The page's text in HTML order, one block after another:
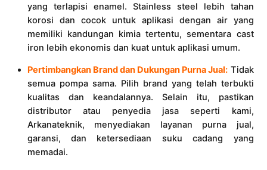
yang terlapisi enamel. Stainless steel lebih tahan
korosi dan cocok untuk aplikasi dengan air yang
memiliki kandungan kimia tertentu, sementara cast
iron lebih ekonomis dan kuat untuk aplikasi umum.
Pertimbangkan Brand dan Dukungan Purna Jual: Tidak
semua pompa sama. Pilih brand yang telah terbukti
kualitas dan keandalannya. Selain itu, pastikan
distributor atau penyedia jasa seperti kami,
Arkanateknik, menyediakan layanan purna jual,
garansi, dan ketersediaan suku cadang yang
memadai.